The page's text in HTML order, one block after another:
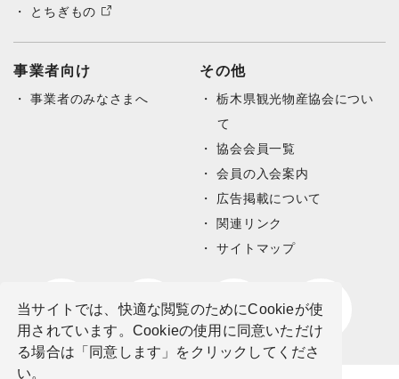
当サイトでは、快適な閲覧のためにCookieが使
用されています。Cookieの使用に同意いただけ
る場合は「同意します」をクリックしてくださ
い。
とちぎもの
事業者向け
事業者のみなさまへ
その他
栃木県観光物産協会につい
て
協会会員一覧
会員の入会案内
広告掲載について
関連リンク
サイトマップ